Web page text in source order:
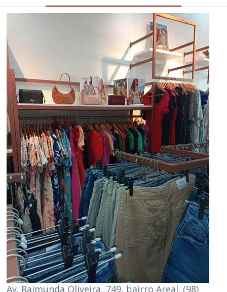
Av. Raimunda Oliveira, 749, bairro Areal. (98)